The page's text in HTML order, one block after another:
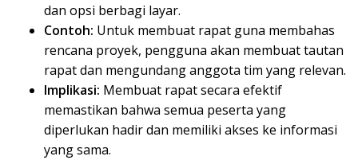
dan opsi berbagi layar.
Contoh: Untuk membuat rapat guna membahas
rencana proyek, pengguna akan membuat tautan
rapat dan mengundang anggota tim yang relevan.
Implikasi: Membuat rapat secara efektif
memastikan bahwa semua peserta yang
diperlukan hadir dan memiliki akses ke informasi
yang sama.